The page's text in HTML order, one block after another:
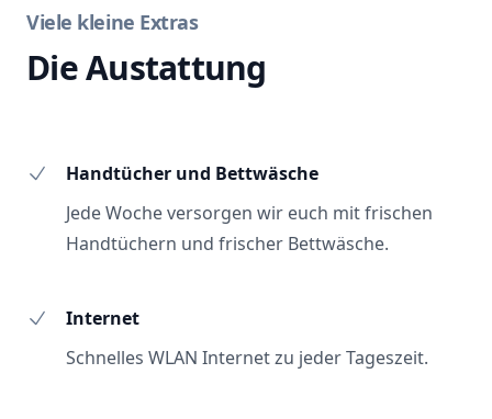
Viele kleine Extras
Die Austattung
Handtücher und Bettwäsche
Jede Woche versorgen wir euch mit frischen
Handtüchern und frischer Bettwäsche.
Internet
Schnelles WLAN Internet zu jeder Tageszeit.